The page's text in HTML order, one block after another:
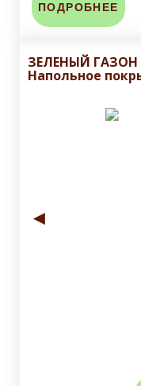
ПОДРОБНЕЕ
ЗЕЛЕНЫЙ
Напольное
◄